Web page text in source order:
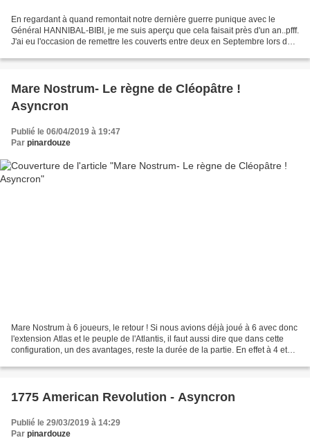
En regardant à quand remontait notre dernière guerre punique avec le
Général HANNIBAL-BIBI, je me suis aperçu que cela faisait près d'un an..pfff.
J'ai eu l'occasion de remettre les couverts entre deux en Septembre lors de
Mare Nostrum- Le règne de Cléopâtre !
Asyncron
Publié le 06/04/2019 à 19:47
Par pinardouze
Mare Nostrum à 6 joueurs, le retour ! Si nous avions déjà joué à 6 avec donc
l'extension Atlas et le peuple de l'Atlantis, il faut aussi dire que dans cette
configuration, un des avantages, reste la durée de la partie. En effet à 4 et
1775 American Revolution - Asyncron
Publié le 29/03/2019 à 14:29
Par pinardouze